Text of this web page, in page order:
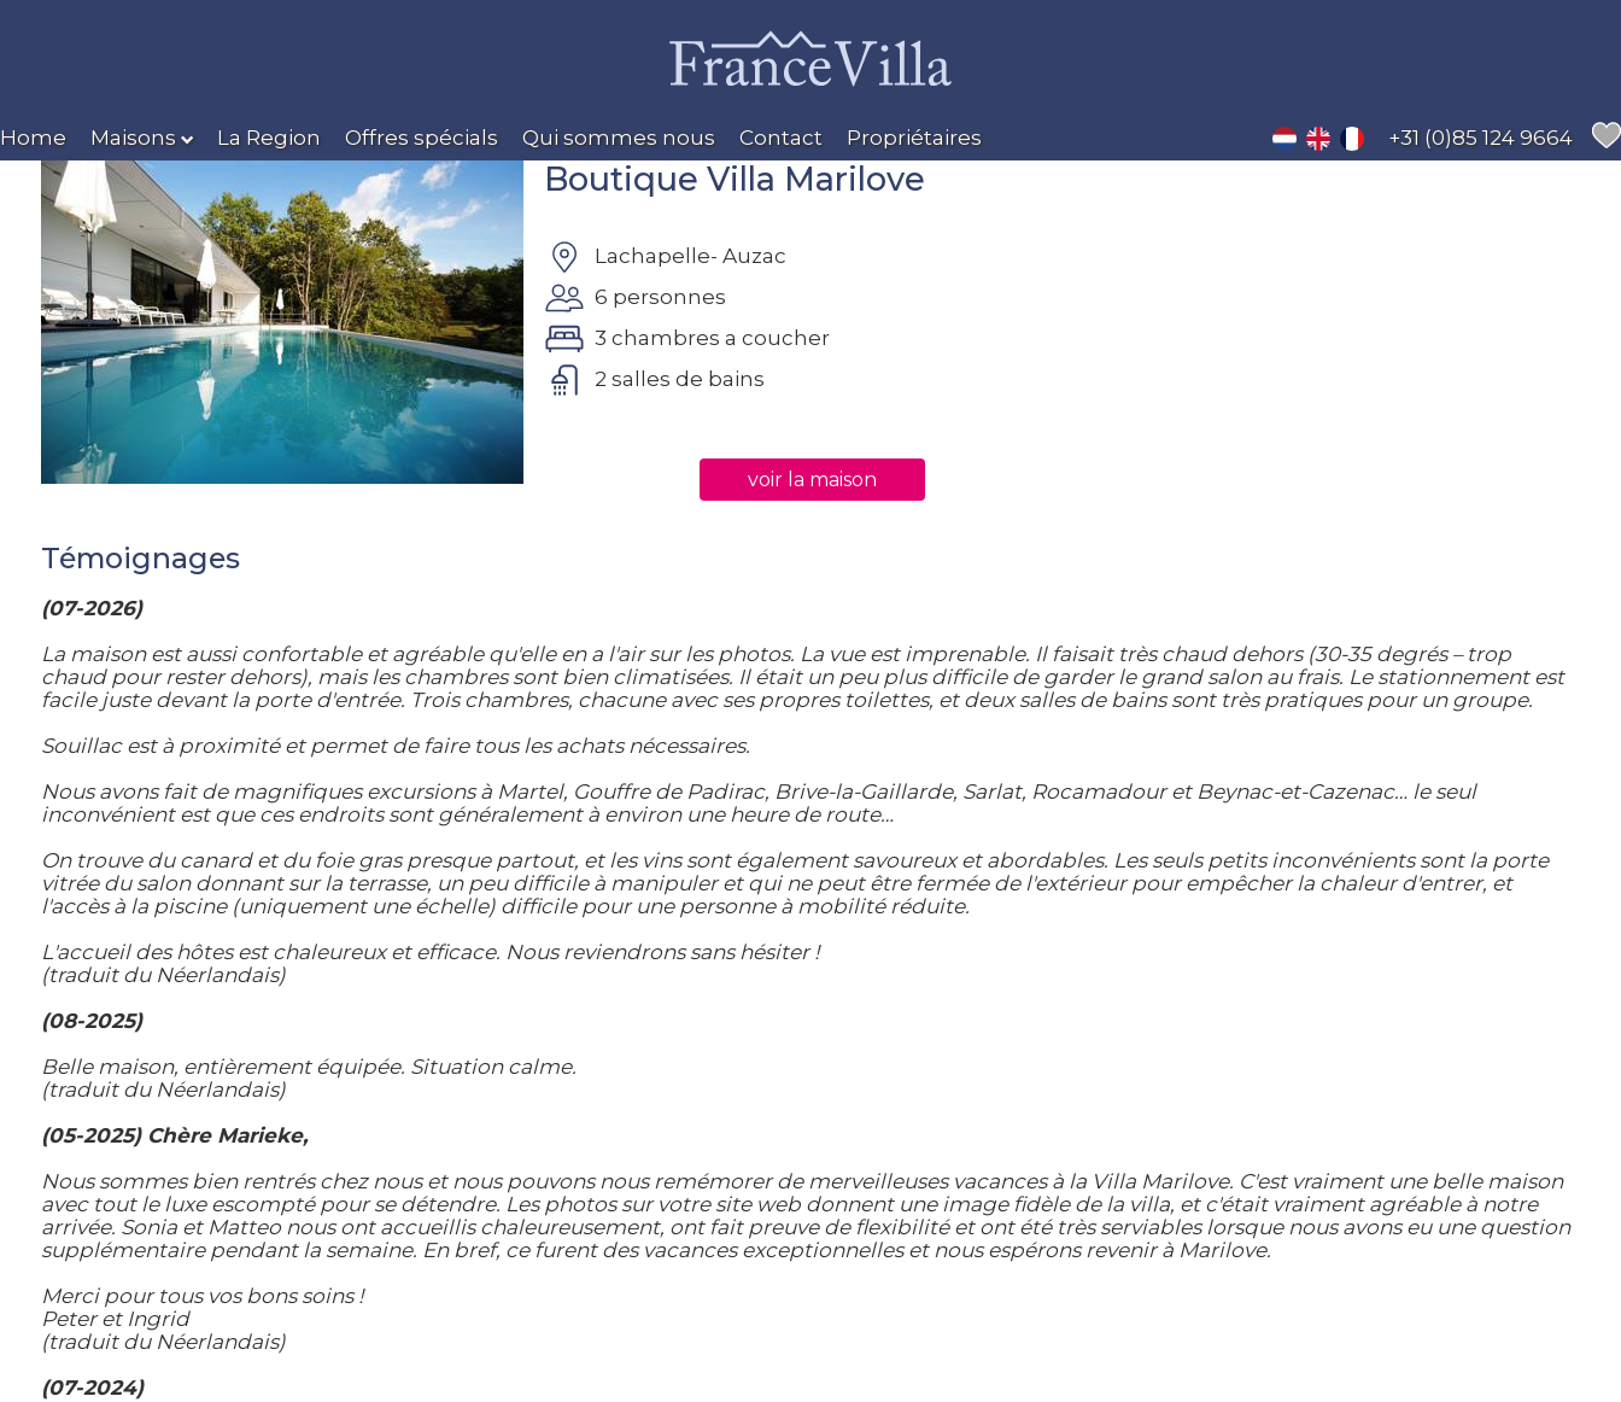
Home Maisons La Region Offres spécials Qui sommes nous Contact Propriétaires +31 (0)85 124 9664
Boutique Villa Marilove
Lachapelle- Auzac
6 personnes
3 chambres a coucher
2 salles de bains
voir la maison
Témoignages
(07-2026)
La maison est aussi confortable et agréable qu'elle en a l'air sur les photos. La vue est imprenable. Il faisait très chaud dehors (30-35 degrés – trop
chaud pour rester dehors), mais les chambres sont bien climatisées. Il était un peu plus difficile de garder le grand salon au frais. Le stationnement est
facile juste devant la porte d'entrée. Trois chambres, chacune avec ses propres toilettes, et deux salles de bains sont très pratiques pour un groupe.
Souillac est à proximité et permet de faire tous les achats nécessaires.
Nous avons fait de magnifiques excursions à Martel, Gouffre de Padirac, Brive-la-Gaillarde, Sarlat, Rocamadour et Beynac-et-Cazenac… le seul
inconvénient est que ces endroits sont généralement à environ une heure de route…
On trouve du canard et du foie gras presque partout, et les vins sont également savoureux et abordables. Les seuls petits inconvénients sont la porte
vitrée du salon donnant sur la terrasse, un peu difficile à manipuler et qui ne peut être fermée de l'extérieur pour empêcher la chaleur d'entrer, et
l'accès à la piscine (uniquement une échelle) difficile pour une personne à mobilité réduite.
L'accueil des hôtes est chaleureux et efficace. Nous reviendrons sans hésiter !
(traduit du Néerlandais)
(08-2025)
Belle maison, entièrement équipée. Situation calme.
(traduit du Néerlandais)
(05-2025) Chère Marieke,
Nous sommes bien rentrés chez nous et nous pouvons nous remémorer de merveilleuses vacances à la Villa Marilove. C'est vraiment une belle maison
avec tout le luxe escompté pour se détendre. Les photos sur votre site web donnent une image fidèle de la villa, et c'était vraiment agréable à notre
arrivée. Sonia et Matteo nous ont accueillis chaleureusement, ont fait preuve de flexibilité et ont été très serviables lorsque nous avons eu une question
supplémentaire pendant la semaine. En bref, ce furent des vacances exceptionnelles et nous espérons revenir à Marilove.
Merci pour tous vos bons soins !
Peter et Ingrid
(traduit du Néerlandais)
(07-2024)